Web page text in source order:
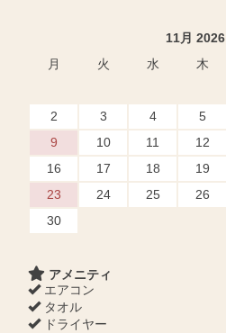
11月 2026
月
火 水 木
2
3 4 5
9
10 11 12
16
17 18 19
23
24 25 26
30
アメニティ
エアコン
タオル
ドライヤー